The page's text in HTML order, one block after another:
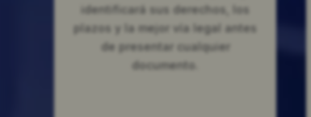
identificará sus derechos, los
plazos y la mejor vía legal antes
de presentar cualquier
documento.